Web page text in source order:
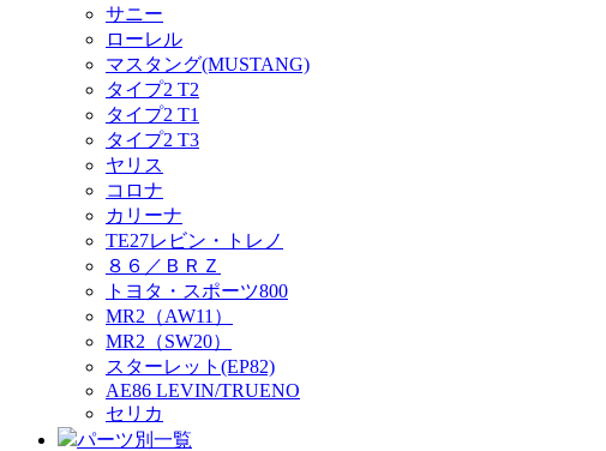
サニー
ローレル
マスタング(MUSTANG)
タイプ2 T2
タイプ2 T1
タイプ2 T3
ヤリス
コロナ
カリーナ
TE27レビン・トレノ
８６／ＢＲＺ
トヨタ・スポーツ800
MR2（AW11）
MR2（SW20）
スターレット(EP82)
AE86 LEVIN/TRUENO
セリカ
パーツ別一覧